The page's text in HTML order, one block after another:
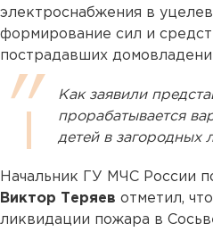
электроснабжения в
формирование сил и
пострадавших
Как заявили
прорабатывается
детей в загородных
Начальник ГУ МЧС России
Виктор Теряев отметил,
ликвидации пожара в